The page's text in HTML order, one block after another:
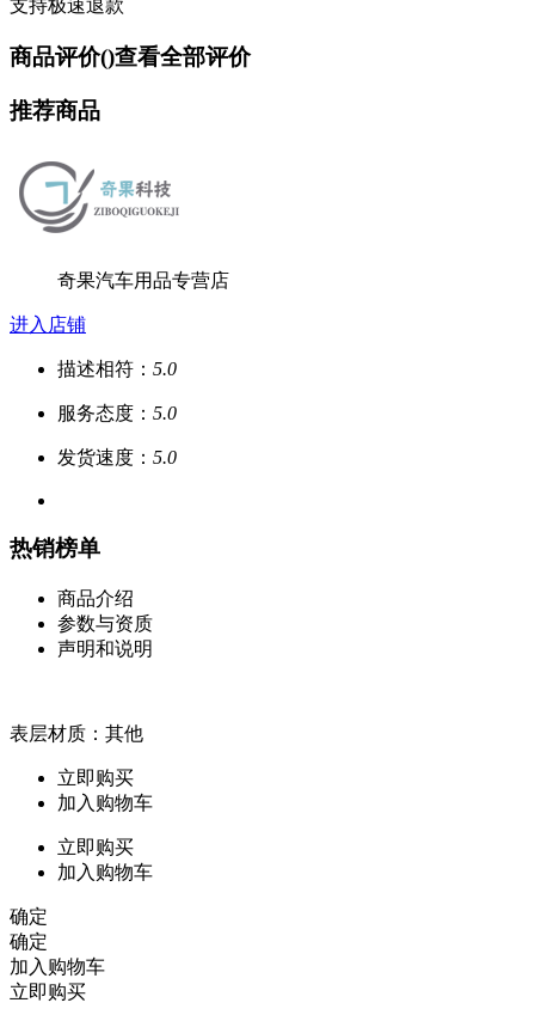
支持极速退款
商品评价()查看全部评价
推荐商品
奇果汽车用品专营店
进入店铺
描述相符： 5.0
服务态度： 5.0
发货速度： 5.0
热销榜单
商品介绍
参数与资质
声明和说明
表层材质：其他
立即购买
加入购物车
立即购买
加入购物车
确定
确定
加入购物车
立即购买